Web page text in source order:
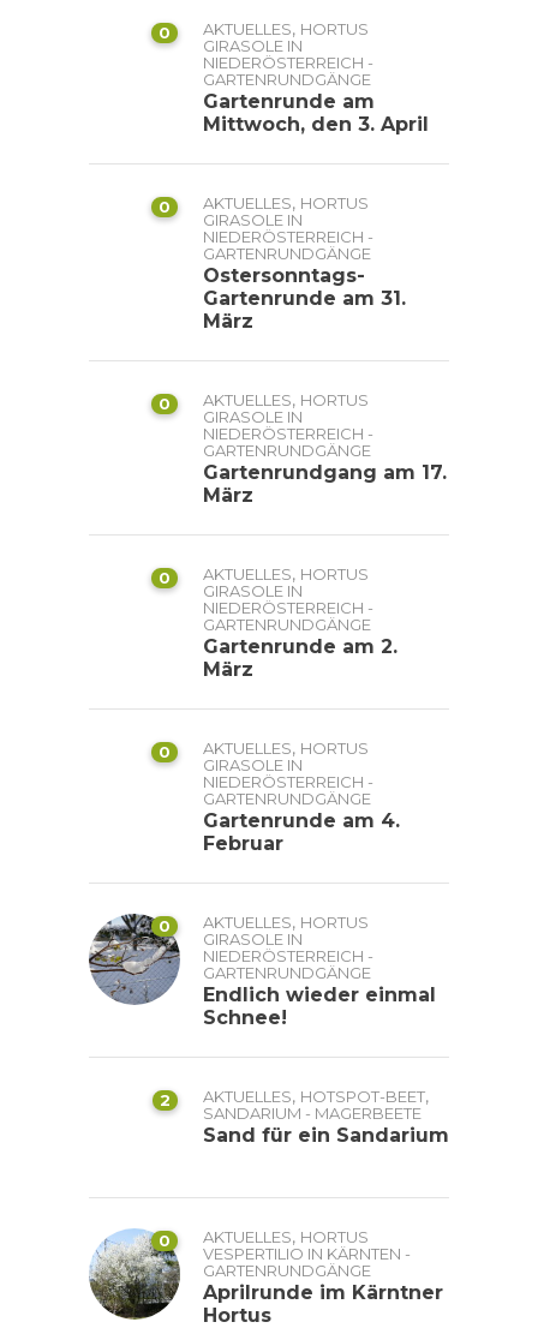
0 AKTUELLES, HORTUS
GIRASOLE IN
NIEDERÖSTERREICH -
GARTENRUNDGÄNGE
Gartenrunde am
Mittwoch, den 3. April
0 AKTUELLES, HORTUS
GIRASOLE IN
NIEDERÖSTERREICH -
GARTENRUNDGÄNGE
Ostersonntags-
Gartenrunde am 31.
März
0 AKTUELLES, HORTUS
GIRASOLE IN
NIEDERÖSTERREICH -
GARTENRUNDGÄNGE
Gartenrundgang am 17.
März
0 AKTUELLES, HORTUS
GIRASOLE IN
NIEDERÖSTERREICH -
GARTENRUNDGÄNGE
Gartenrunde am 2.
März
0 AKTUELLES, HORTUS
GIRASOLE IN
NIEDERÖSTERREICH -
GARTENRUNDGÄNGE
Gartenrunde am 4.
Februar
0 AKTUELLES, HORTUS
GIRASOLE IN
NIEDERÖSTERREICH -
GARTENRUNDGÄNGE
Endlich wieder einmal
Schnee!
2 AKTUELLES, HOTSPOT-BEET,
SANDARIUM - MAGERBEETE
Sand für ein Sandarium
0 AKTUELLES, HORTUS
VESPERTILIO IN KÄRNTEN -
GARTENRUNDGÄNGE
Aprilrunde im Kärntner
Hortus